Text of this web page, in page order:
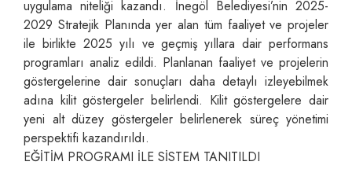
uygulama niteliği kazandı. İnegöl Belediyesi’nin 2025-
2029 Stratejik Planında yer alan tüm faaliyet ve projeler
ile birlikte 2025 yılı ve geçmiş yıllara dair performans
programları analiz edildi. Planlanan faaliyet ve projelerin
göstergelerine dair sonuçları daha detaylı izleyebilmek
adına kilit göstergeler belirlendi. Kilit göstergelere dair
yeni alt düzey göstergeler belirlenerek süreç yönetimi
perspektifi kazandırıldı.
EĞİTİM PROGRAMI İLE SİSTEM TANITILDI